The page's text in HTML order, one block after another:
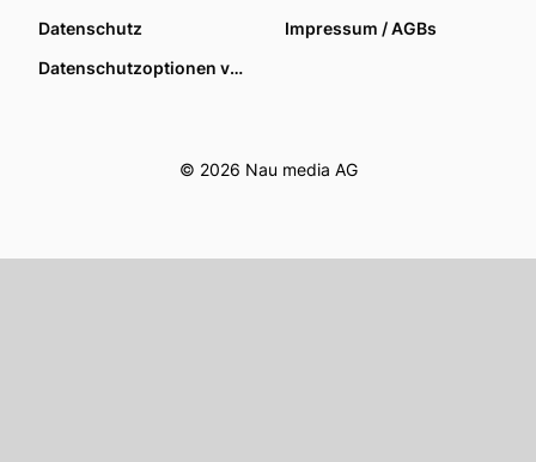
Datenschutz
Impressum / AGBs
Datenschutzoptionen verwalten
© 2026 Nau media AG